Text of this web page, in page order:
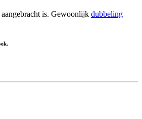
aangebracht is. Gewoonlijk dubbeling